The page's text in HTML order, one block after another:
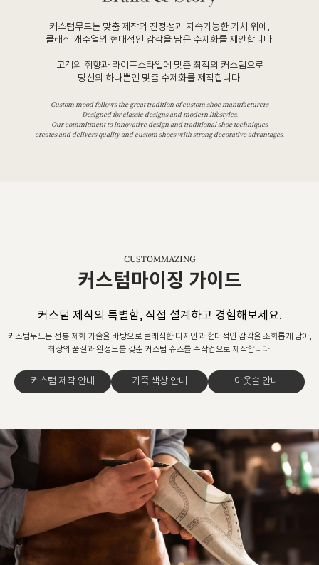
커스텀무드는 맞춤 제작의 진정성과 지속가능한 가치 위에,
클래식 캐주얼의 현대적인 감각을 담은 수제화를 제안합니다.
고객의 취향과 라이프스타일에 맞춘 최적의 커스텀으로
당신의 하나뿐인 맞춤 수제화를 제작합니다.
Custom mood follows the great tradition of custom shoe manufacturers
Designed for classic designs and modern lifestyles.
Our commitment to innovative design and traditional shoe techniques
creates and delivers quality and custom shoes with strong decorative advantages.
CUSTOMMAZING
커스텀마이징 가이드
커스텀 제작의 특별함, 직접 설계하고 경험해보세요.
커스텀무드는 전통 제화 기술을 바탕으로 클래식한 디자인과 현대적인 감각을 조화롭게 담아,
최상의 품질과 완성도를 갖춘 커스텀 슈즈를 수작업으로 제작합니다.
커스텀 제작 안내 가죽 색상 안내 아웃솔 안내